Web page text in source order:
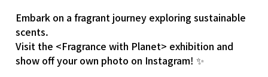
Embark on a fragrant journey exploring sustainable
scents.
Visit the <Fragrance with Planet> exhibition and
show off your own photo on Instagram! ✨